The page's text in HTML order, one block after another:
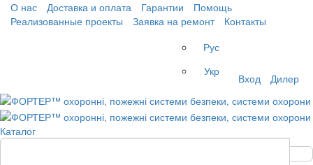
О нас Доставка и оплата Гарантии
Помощь
Реализованные проекты
Заявка на ремонт
Контакты
Рус
Укр
Вход Дилер
Каталог